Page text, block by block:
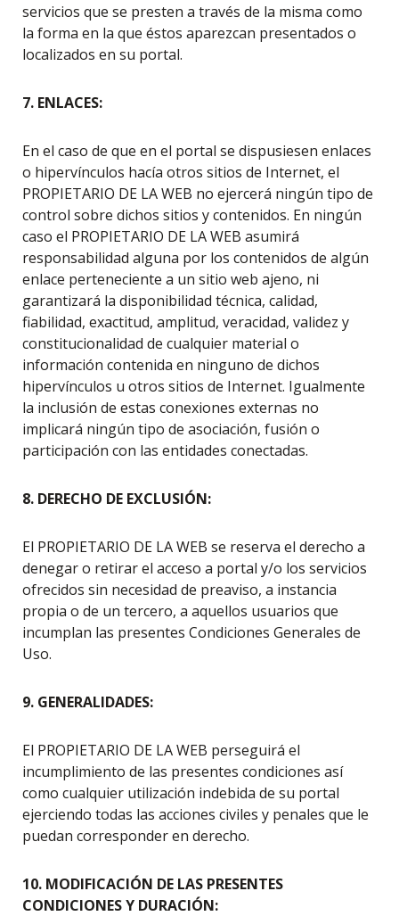
servicios que se presten a través de la misma como
la forma en la que éstos aparezcan presentados o
localizados en su portal.
7. ENLACES:
En el caso de que en el portal se dispusiesen enlaces
o hipervínculos hacía otros sitios de Internet, el
PROPIETARIO DE LA WEB no ejercerá ningún tipo de
control sobre dichos sitios y contenidos. En ningún
caso el PROPIETARIO DE LA WEB asumirá
responsabilidad alguna por los contenidos de algún
enlace perteneciente a un sitio web ajeno, ni
garantizará la disponibilidad técnica, calidad,
fiabilidad, exactitud, amplitud, veracidad, validez y
constitucionalidad de cualquier material o
información contenida en ninguno de dichos
hipervínculos u otros sitios de Internet. Igualmente
la inclusión de estas conexiones externas no
implicará ningún tipo de asociación, fusión o
participación con las entidades conectadas.
8. DERECHO DE EXCLUSIÓN:
El PROPIETARIO DE LA WEB se reserva el derecho a
denegar o retirar el acceso a portal y/o los servicios
ofrecidos sin necesidad de preaviso, a instancia
propia o de un tercero, a aquellos usuarios que
incumplan las presentes Condiciones Generales de
Uso.
9. GENERALIDADES:
El PROPIETARIO DE LA WEB perseguirá el
incumplimiento de las presentes condiciones así
como cualquier utilización indebida de su portal
ejerciendo todas las acciones civiles y penales que le
puedan corresponder en derecho.
10. MODIFICACIÓN DE LAS PRESENTES
CONDICIONES Y DURACIÓN: